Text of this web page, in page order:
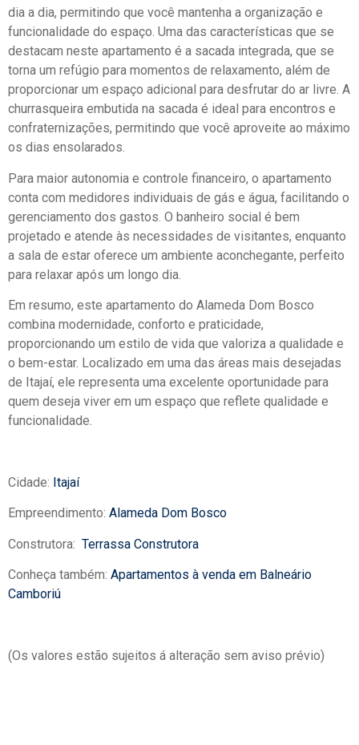
dia a dia, permitindo que você mantenha a organização e
funcionalidade do espaço. Uma das características que se
destacam neste apartamento é a sacada integrada, que se
torna um refúgio para momentos de relaxamento, além de
proporcionar um espaço adicional para desfrutar do ar livre. A
churrasqueira embutida na sacada é ideal para encontros e
confraternizações, permitindo que você aproveite ao máximo
os dias ensolarados.
Para maior autonomia e controle financeiro, o apartamento
conta com medidores individuais de gás e água, facilitando o
gerenciamento dos gastos. O banheiro social é bem
projetado e atende às necessidades de visitantes, enquanto
a sala de estar oferece um ambiente aconchegante, perfeito
para relaxar após um longo dia.
Em resumo, este apartamento do Alameda Dom Bosco
combina modernidade, conforto e praticidade,
proporcionando um estilo de vida que valoriza a qualidade e
o bem-estar. Localizado em uma das áreas mais desejadas
de Itajaí, ele representa uma excelente oportunidade para
quem deseja viver em um espaço que reflete qualidade e
funcionalidade.
Cidade: Itajaí
Empreendimento: Alameda Dom Bosco
Construtora: Terrassa Construtora
Conheça também: Apartamentos à venda em Balneário
Camboriú
(Os valores estão sujeitos á alteração sem aviso prévio)